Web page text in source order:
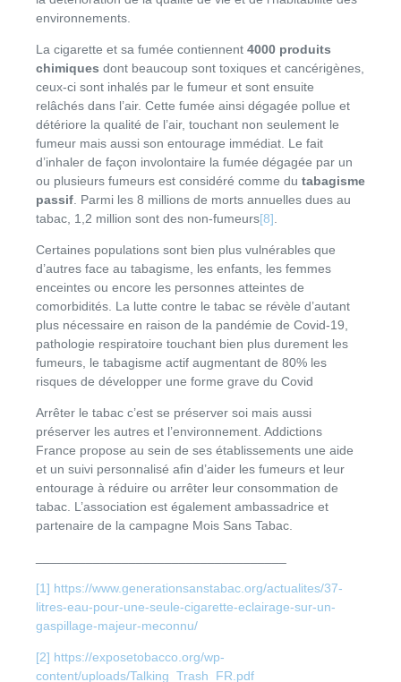
environnements.
La cigarette et sa fumée contiennent 4000 produits
chimiques dont beaucoup sont toxiques et cancérigènes,
ceux-ci sont inhalés par le fumeur et sont ensuite
relâchés dans l’air. Cette fumée ainsi dégagée pollue et
détériore la qualité de l’air, touchant non seulement le
fumeur mais aussi son entourage immédiat. Le fait
d’inhaler de façon involontaire la fumée dégagée par un
ou plusieurs fumeurs est considéré comme du tabagisme
passif . Parmi les 8 millions de morts annuelles dues au
tabac, 1,2 million sont des non-fumeurs[8]
Certaines populations sont bien plus vulnérables que
d’autres face au tabagisme, les enfants, les femmes
enceintes ou encore les personnes atteintes de
comorbidités. La lutte contre le tabac se révèle d’autant
plus nécessaire en raison de la pandémie de Covid-19,
pathologie respiratoire touchant bien plus durement les
fumeurs, le tabagisme actif augmentant de 80% les
risques de développer une forme grave du Covid
Arrêter le tabac c’est se préserver soi mais aussi
préserver les autres et l’environnement. Addictions
France propose au sein de ses établissements une aide
et un suivi personnalisé afin d’aider les fumeurs et leur
entourage à réduire ou arrêter leur consommation de
tabac. L’association est également ambassadrice et
partenaire de la campagne Mois Sans Tabac.
[1] https://www.generationsanstabac.org/actualites/37-
litres-eau-pour-une-seule-cigarette-eclairage-sur-un-
gaspillage-majeur-meconnu/
[2] https://exposetobacco.org/wp-
content/uploads/Talking_Trash_FR.pdf